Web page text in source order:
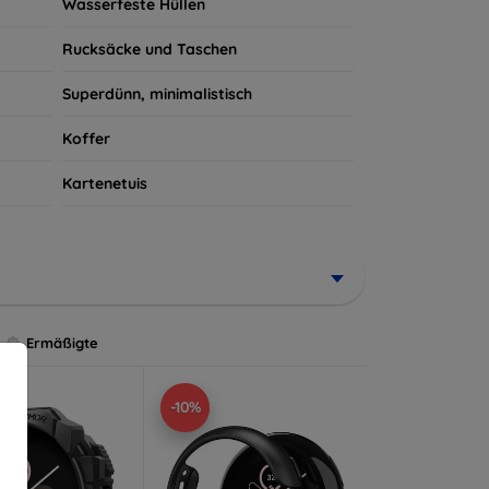
Wasserfeste Hüllen
Rucksäcke und Taschen
Superdünn, minimalistisch
Koffer
Kartenetuis
Ermäßigte
-10%